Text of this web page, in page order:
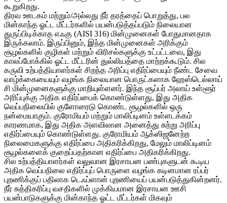
கூறுகிறது.
திரவ ஊடகம் மற்றும்/அல்லது நீர் தரத்தைப் பொறுத்து, பல
மின்காந்த ஓட்ட மீட்டர்களில் பயன்படுத்தப்படும் நிலையான
துருப்பிடிக்காத எஃகு (AISI 316) மின்முனைகள் போதுமானதாக
இருக்கலாம். இருப்பினும், இந்த மின்முனைகள் அரிக்கும்
சூழல்களில் குழிகள் மற்றும் விரிசல்களுக்கு உட்பட்டவை, இது
காலப்போக்கில் ஓட்ட மீட்டரின் துல்லியத்தை மாற்றக்கூடும். சில
கருவி உற்பத்தியாளர்கள் சிறந்த அரிப்பு எதிர்ப்பையும் நீண்ட சேவை
வாழ்க்கையையும் வழங்க நிலையான பொருட்களாக ஹேஸ்டெல்லாய்
சி மின்முனைகளுக்கு மாறியுள்ளனர். இந்த சூப்பர் அலாய் உள்ளூர்
அரிப்புக்கு அதிக எதிர்ப்பைக் கொண்டுள்ளது, இது அதிக
வெப்பநிலையில் குளோரைடு கொண்ட சூழல்களில் ஒரு
நன்மையாகும். குரோமியம் மற்றும் மாலிப்டினம் உள்ளடக்கம்
காரணமாக, இது அதிக அளவிலான அனைத்து சுற்று அரிப்பு
எதிர்ப்பையும் கொண்டுள்ளது. குரோமியம் ஆக்ஸிஜனேற்ற
நிலைமைகளுக்கு எதிர்ப்பை அதிகரிக்கிறது, மேலும் மாலிப்டினம்
சூழல்களைக் குறைப்பதற்கான எதிர்ப்பை அதிகரிக்கிறது.
சில உற்பத்தியாளர்கள் வலுவான இரசாயன பண்புகளுடன் கூடிய
அதிக வெப்பநிலை எதிர்ப்புப் பொருளை வழங்க கடினமான ரப்பர்
புறணிக்குப் பதிலாக டெஃப்ளான் புறணியைப் பயன்படுத்துகின்றனர்.
நீர் சுத்திகரிப்பு வசதிகளில் முக்கியமான இரசாயன ஊசி
பயன்பாடுகளுக்கு மின்காந்த ஓட்ட மீட்டர்கள் மிகவும்